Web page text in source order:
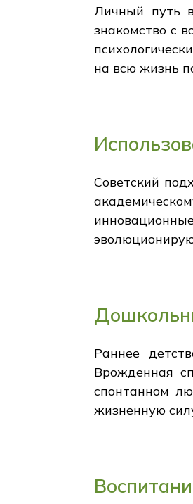
Личный путь
знакомство с
на всю жизнь
Советский
Раннее
Врожденная
спонтанном
жизненную